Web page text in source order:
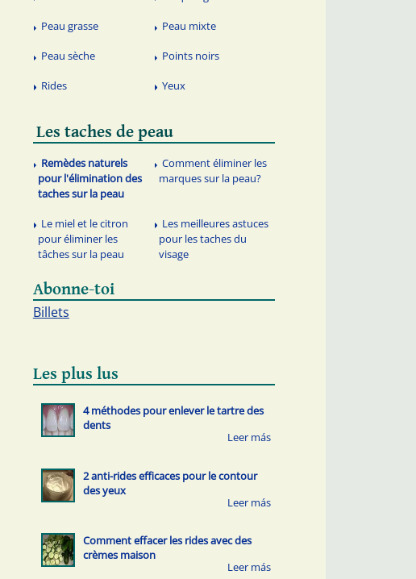
Peau grasse Peau mixte
Peau sèche Points noirs
Rides Yeux
Les taches de peau
Remèdes naturels
pour l'élimination des
taches sur la peau
Comment éliminer les
marques sur la peau?
Le miel et le citron
pour éliminer les
tâches sur la peau
Les meilleures astuces
pour les taches du
visage
Abonne-toi
Billets
Les plus lus
4 méthodes pour enlever le tartre des
dents
2 anti-rides efficaces pour le contour
des yeux
Comment effacer les rides avec des
crèmes maison